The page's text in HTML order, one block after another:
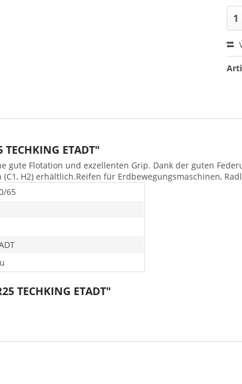
ETADT"
gute Flotation und exzellenten Grip. Dank der guten
H2) erhältlich.Reifen für Erdbewegungsmaschinen,
65
TECHKING ETADT"